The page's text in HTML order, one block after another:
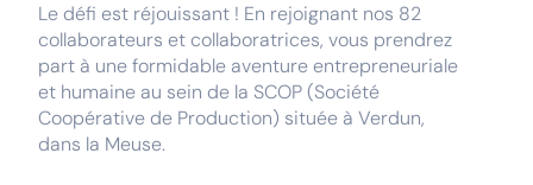
Le défi est réjouissant ! En rejoignant nos 82
collaborateurs et collaboratrices, vous prendrez
part à une formidable aventure entrepreneuriale
et humaine au sein de la SCOP (Société
Coopérative de Production) située à Verdun,
dans la Meuse.